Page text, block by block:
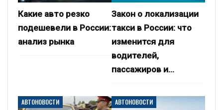
Какие авто резко
подешевели в России:
анализ рынка
Закон о локализации
такси в России: что
изменится для
водителей,
пассажиров и…
АВТОНОВОСТИ АВТОНОВОСТИ